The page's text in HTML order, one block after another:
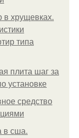
в хрущевках.
типа
плита шаг за
установке
средство
в сша.